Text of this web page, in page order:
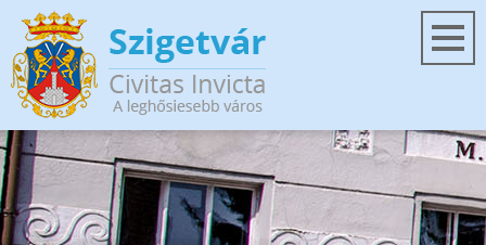
Ugrás a tartalomra